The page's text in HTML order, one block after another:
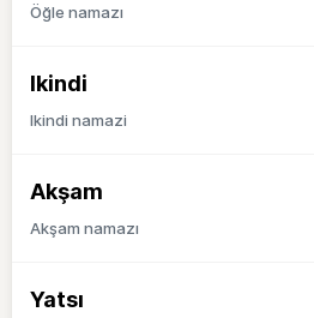
Öğle namazı
Ikindi
Ikindi namazi
Akşam
Akşam namazı
Yatsı